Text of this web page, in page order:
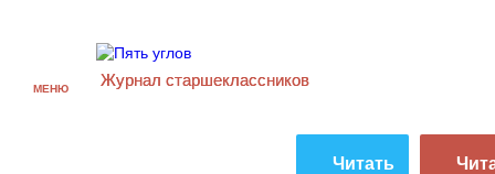
МЕНЮ Журнал старшекласcников
Читать